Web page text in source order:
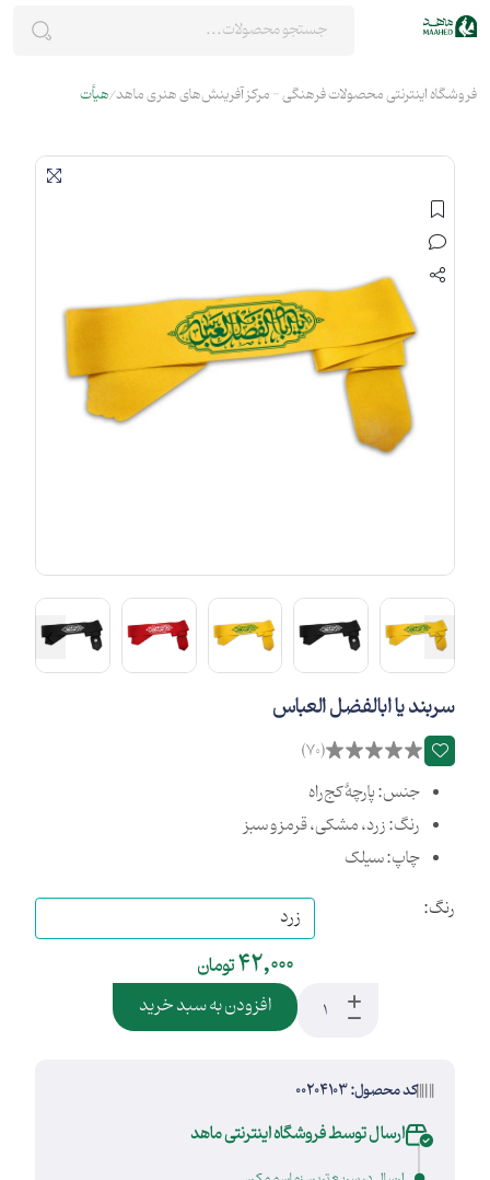
فروشگاه اینترنتی محصولات فرهنگی - مرکز آفرینش‌های هنری ماهد هیأت
سربند یا ابالفضل‌ العباس
(70)
جنس: پارچۀ کج‌راه
رنگ: زرد، مشکی، قرمز و سبز
چاپ: سیلک
رنگ:
42,000تومان
افزودن به سبد خرید
کد محصول: 00204103
ارسال توسط فروشگاه اینترنتی ماهد